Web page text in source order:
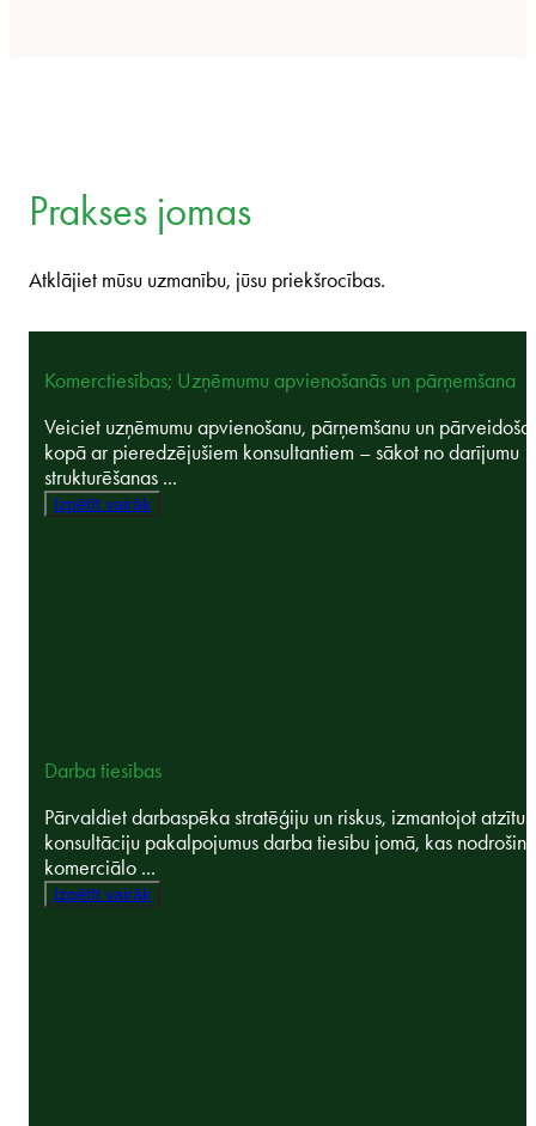
Prakses jomas
Atklājiet mūsu uzmanību, jūsu priekšrocības.
Komerctiesības; Uzņēmumu apvienošanās un pārņemšana
Veiciet uzņēmumu apvienošanu, pārņemšanu un
kopā ar pieredzējušiem konsultantiem – sākot no darījumu
strukturēšanas ...
Izpētīt vairāk
Darba tiesības
Pārvaldiet darbaspēka stratēģiju un riskus, izmantojot atzītus
konsultāciju pakalpojumus darba tiesību jomā, kas nodrošina
komerciālo ...
Izpētīt vairāk